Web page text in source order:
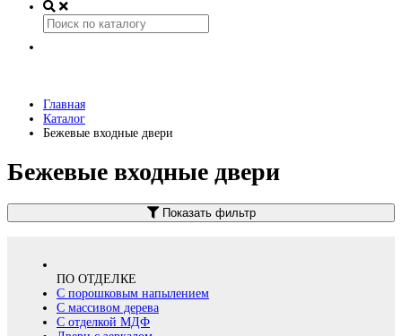
Главная
Каталог
Бежевые входные двери
Бежевые входные двери
Показать фильтр
ПО ОТДЕЛКЕ
С порошковым напылением
С массивом дерева
С отделкой МДФ